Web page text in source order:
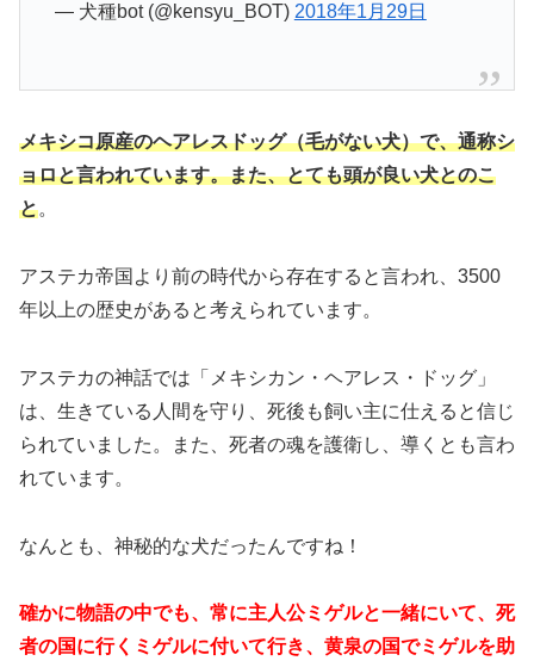
— 犬種bot (@kensyu_BOT) 2018年1月29日
メキシコ原産のヘアレスドッグ（毛がない犬）で、通称シ
ョロと言われています。また、とても頭が良い犬とのこ
と。
アステカ帝国より前の時代から存在すると言われ、3500
年以上の歴史があると考えられています。
アステカの神話では「メキシカン・ヘアレス・ドッグ」
は、生きている人間を守り、死後も飼い主に仕えると信じ
られていました。また、死者の魂を護衛し、導くとも言わ
れています。
なんとも、神秘的な犬だったんですね！
確かに物語の中でも、常に主人公ミゲルと一緒にいて、死
者の国に行くミゲルに付いて行き、黄泉の国でミゲルを助